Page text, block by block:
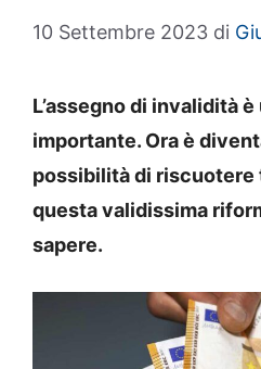
10 Settembre 2023 di
L’assegno di invalidità
importante. Ora è
possibilità di
questa validissima
sapere.